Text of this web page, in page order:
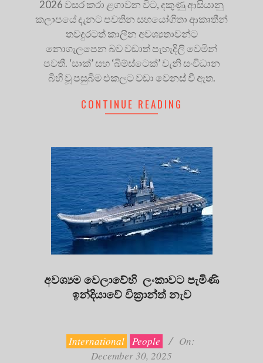
2026 වසර කරා ළගාවන විට, දකුණු ආසියානු
කලාපයේ දැනට පවතින සහයෝගිතා ආකෘතීන්
තවදුරටත් කාලීන අවශ්‍යතාවන්ට
නොගැලපෙන බව වඩාත් පැහැදිලි වෙමින්
පවතී. ‘සාක්’ සහ ‘බිම්ස්ටෙක්’ වැනි සංවිධාන
බිහි වූ පසුබිම එකලට වඩා වෙනස් වී ඇත.
CONTINUE READING
අවශ්‍යම වෙලාවේහි ලංකාවට පැමිණි
ඉන්දියාවේ වික්‍රාන්ත් නැව
International People
On:
December 30, 2025